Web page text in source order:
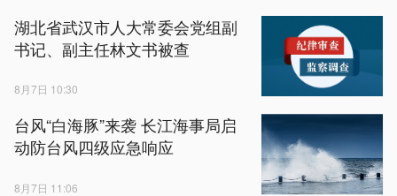
湖北省武汉市人大常委会党组副
书记、副主任林文书被查
8月7日 10:30
台风“白海豚”来袭 长江海事局启
动防台风四级应急响应
8月7日 11:06